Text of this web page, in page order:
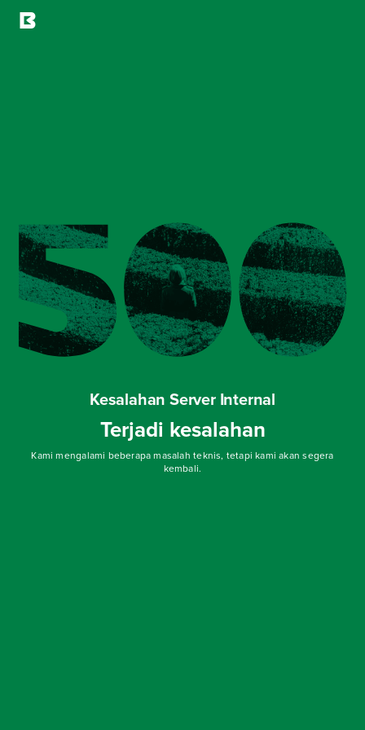
Kesalahan Server Internal
Terjadi kesalahan
Kami mengalami beberapa masalah teknis, tetapi kami akan segera
kembali.